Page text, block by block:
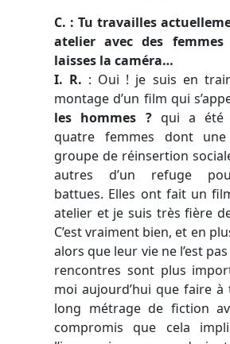
C. : Tu travailles
atelier avec des
laisses la caméra…
I. R. : Oui ! je suis en
montage d’un film qui
les hommes ?qui a été
quatre femmes dont une
groupe de réinsertion
autres d’un refuge
battues. Elles ont fait un
atelier et je suis très fière
C’est vraiment bien, et en
alors que leur vie ne l’est
rencontres sont plus
moi aujourd’hui que faire
long métrage de fiction
compromis que cela